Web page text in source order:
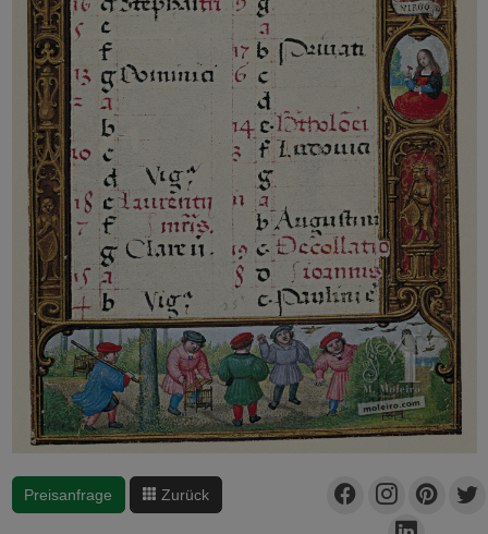
Preisanfrage Zurück